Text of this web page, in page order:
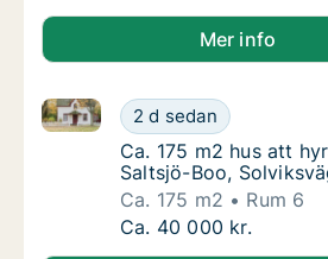
Mer info
Ca. 175 m2 hus att
2 d sedan
Ca. 175 m2 hus att hyra i
Ca. 175 m2 hus att
Ca. 175 m2 hus att
Saltsjö-Boo,
Ca. 175 m2
Rum 6
Ca. 175 m2 hus att
Ca. 40 000 kr.